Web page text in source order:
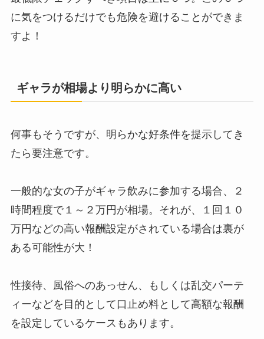
に気をつけるだけでも危険を避けることができま
すよ！
ギャラが相場より明らかに高い
何事もそうですが、明らかな好条件を提示してき
たら要注意です。
一般的な女の子がギャラ飲みに参加する場合、２
時間程度で１～２万円が相場。それが、１回１０
万円などの高い報酬設定がされている場合は裏が
ある可能性が大！
性接待、風俗へのあっせん、もしくは乱交パーテ
ィーなどを目的として口止め料として高額な報酬
を設定しているケースもあります。